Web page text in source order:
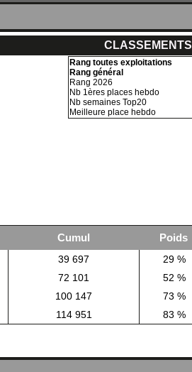
CLASSEMENTS
Rang toutes exploitations
Rang général
Rang 2026
Nb 1ères places hebdo
Nb semaines Top20
Meilleure place hebdo
Cumul Poids
39 697 29 %
72 101 52 %
100 147 73 %
114 951 83 %